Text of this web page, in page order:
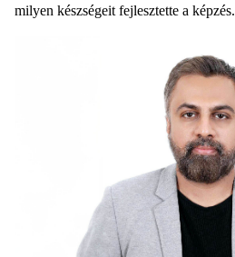
milyen készségeit fejlesztette a képzés.